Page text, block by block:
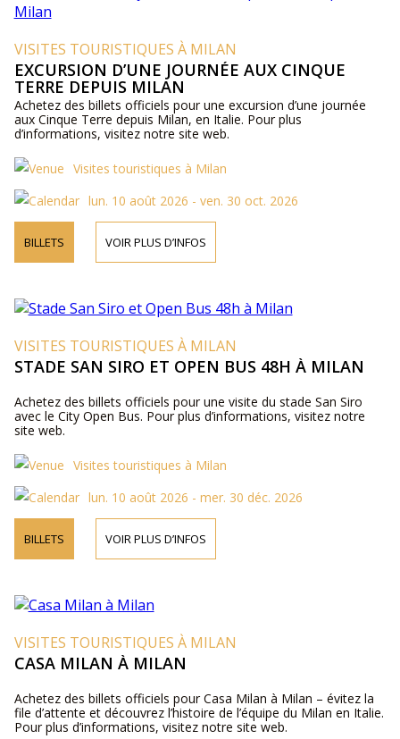
VISITES TOURISTIQUES À MILAN
EXCURSION D’UNE JOURNÉE AUX CINQUE
TERRE DEPUIS MILAN
Achetez des billets officiels pour une excursion d’une journée
aux Cinque Terre depuis Milan, en Italie. Pour plus
d’informations, visitez notre site web.
Visites touristiques à Milan
lun. 10 août 2026 - ven. 30 oct. 2026
BILLETS VOIR PLUS D’INFOS
VISITES TOURISTIQUES À MILAN
STADE SAN SIRO ET OPEN BUS 48H À MILAN
Achetez des billets officiels pour une visite du stade San Siro
avec le City Open Bus. Pour plus d’informations, visitez notre
site web.
Visites touristiques à Milan
lun. 10 août 2026 - mer. 30 déc. 2026
BILLETS VOIR PLUS D’INFOS
VISITES TOURISTIQUES À MILAN
CASA MILAN À MILAN
Achetez des billets officiels pour Casa Milan à Milan – évitez la
file d’attente et découvrez l’histoire de l’équipe du Milan en Italie.
Pour plus d’informations, visitez notre site web.